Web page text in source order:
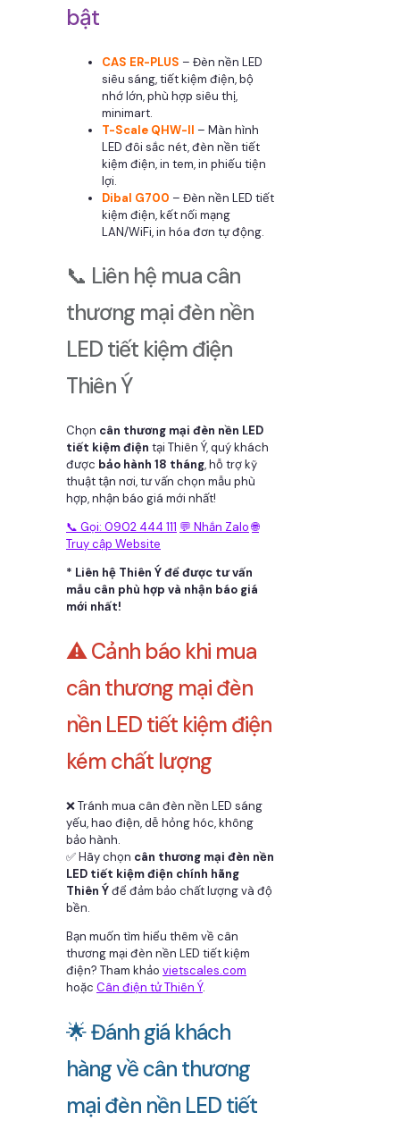
bật
CAS ER-PLUS – Đèn nền LED
siêu sáng, tiết kiệm điện, bộ
nhớ lớn, phù hợp siêu thị,
minimart.
T-Scale QHW-II – Màn hình
LED đôi sắc nét, đèn nền tiết
kiệm điện, in tem, in phiếu tiện
lợi.
Dibal G700 – Đèn nền LED tiết
kiệm điện, kết nối mạng
LAN/WiFi, in hóa đơn tự động.
📞 Liên hệ mua cân
thương mại đèn nền
LED tiết kiệm điện
Thiên Ý
Chọn cân thương mại đèn nền LED
tiết kiệm điện tại Thiên Ý, quý khách
được bảo hành 18 tháng, hỗ trợ kỹ
thuật tận nơi, tư vấn chọn mẫu phù
hợp, nhận báo giá mới nhất!
📞 Gọi: 0902 444 111 💬 Nhắn Zalo 🌐
Truy cập Website
* Liên hệ Thiên Ý để được tư vấn
mẫu cân phù hợp và nhận báo giá
mới nhất!
⚠️ Cảnh báo khi mua
cân thương mại đèn
nền LED tiết kiệm điện
kém chất lượng
❌ Tránh mua cân đèn nền LED sáng
yếu, hao điện, dễ hỏng hóc, không
bảo hành.
✅ Hãy chọn cân thương mại đèn nền
LED tiết kiệm điện chính hãng
Thiên Ýđể đảm bảo chất lượng và độ
bền.
Bạn muốn tìm hiểu thêm về cân
thương mại đèn nền LED tiết kiệm
điện? Tham khảo vietscales.com
hoặc Cân điện tử Thiên Ý.
🌟 Đánh giá khách
hàng về cân thương
mại đèn nền LED tiết